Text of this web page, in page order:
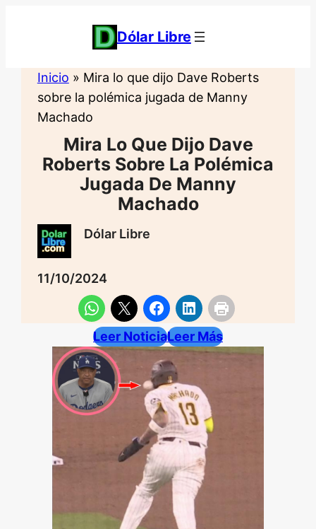
Dólar Libre
Inicio » Mira lo que dijo Dave Roberts
sobre la polémica jugada de Manny
Machado
Mira Lo Que Dijo Dave
Roberts Sobre La Polémica
Jugada De Manny
Machado
Dólar Libre
11/10/2024
Leer NoticiaLeer Más